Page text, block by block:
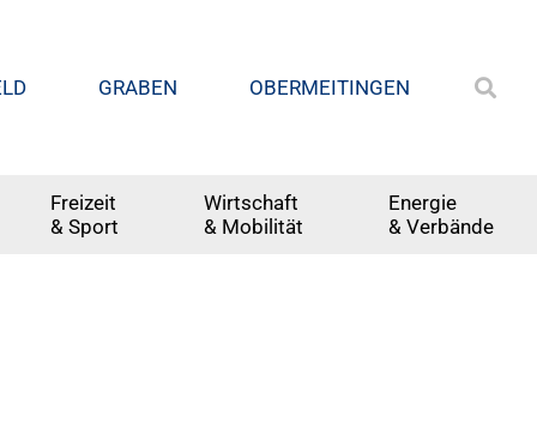
GRABEN OBERMEITINGEN
Freizeit
& Sport
Wirtschaft
& Mobilität
Energie
& Verbände